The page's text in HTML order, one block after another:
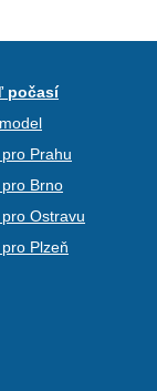
počasí
Prahu
Brno
Ostravu
Plzeň